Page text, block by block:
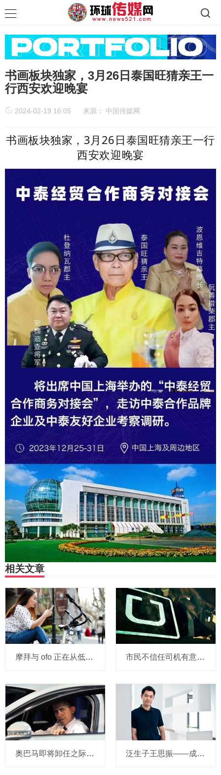
书画板块独家，3月26日泰国旺猜亲王一
行西安欢迎晚宴
2024-02-19 16:05 来源： 中国传媒网
书画板块独家，3月26日泰国旺猜亲王一行
西安欢迎晚宴
相关文章
摩拜与 ofo 正在从低端出发颠覆滴滴？三家的机会与风险 市民不信任司机有意见，Uber的匹兹堡自动驾驶路试难度不小，路况也来捣乱
奥巴马即将卸任之际，要让无人驾驶汽车合法化？ 泛生子王思振——成立两年，融资数亿，基因检测如何帮助人类战胜癌症？